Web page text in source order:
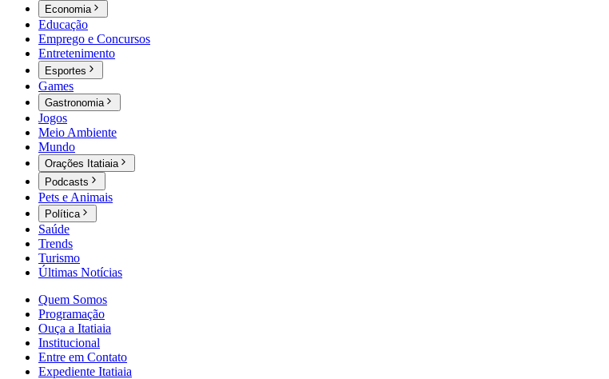
Economia
Educação
Emprego e Concursos
Entretenimento
Esportes
Games
Gastronomia
Jogos
Meio Ambiente
Mundo
Orações Itatiaia
Podcasts
Pets e Animais
Política
Saúde
Trends
Turismo
Últimas Notícias
Quem Somos
Programação
Ouça a Itatiaia
Institucional
Entre em Contato
Expediente Itatiaia